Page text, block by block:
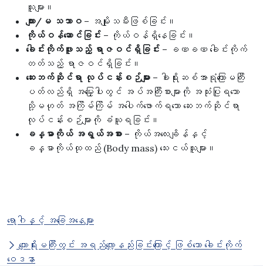
သူများ။
ကျား/မ သဘာဝ – အမျိုးသမီးဖြစ်ခြင်း။
ကိုယ်ဝန်ဆောင်ခြင်း – ကိုယ်ဝန်ရှိနေခြင်း။
ခေါင်းကိုက်ဖူးသည့် ရာဇဝင်ရှိခြင်း – ခဏခဏ ခေါင်းကိုက်
တတ်သည့် ရာဇဝင်ရှိခြင်း။
ဆေးဘက်ဆိုင်ရာ လုပ်ငန်းစဉ်များ – ခါးရိုးဆစ်အာရုံကြောမကြီး
ပတ်လည်ရှိ အမြှေးပါးတွင် အပ်အကြီးစားများကို အသုံးပြုရသော
သို့မဟုတ် အကြိမ်ကြိမ် အပေါက်ဖောက်ရသော ဆေးဘက်ဆိုင်ရာ
လုပ်ငန်းစဉ်များကို ခံယူရခြင်း။
ခန္ဓာကိုယ် အရွယ်အစား – ကိုယ်အလေးချိန်နှင့်
ခန္ဓာကိုယ်ထုထည် (Body mass) သေးငယ်သူများ။
ရောဂါနှင့် အခြေအနေများ
ကျောရိုးမကြီးတွင်း အရည်လျော့နည်းခြင်းကြောင့် ဖြစ်သော ခေါင်းကိုက်
ဝေဒနာ